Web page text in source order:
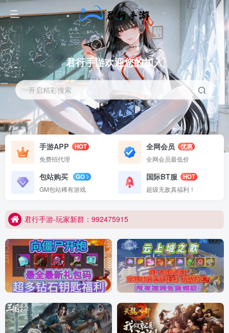
君行手游欢迎您的加入
开启精彩搜索
手游APP
HOT
免费招代理
全网会员
优惠
全网会员最低价
包站购买
GO
GM包站稀有游戏
国际BT服
HOT
超级无敌真福利！
君行手游-玩家新群：992475915
君行手游-玩家新群：992475915
全部已读
全部关闭